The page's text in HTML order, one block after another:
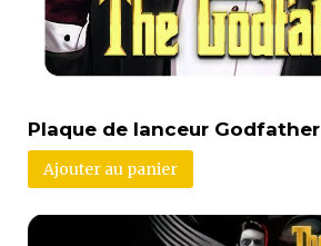
Plaque de lanceur Godfather
Ajouter au panier